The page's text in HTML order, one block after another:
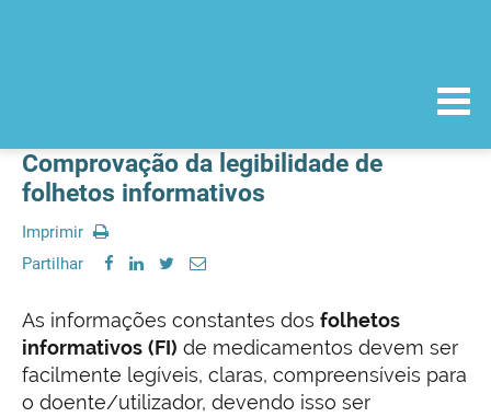
Comprovação da legibilidade de
folhetos informativos
Imprimir
Partilhar
As informações constantes dos folhetos
informativos (FI) de medicamentos devem ser
facilmente legíveis, claras, compreensíveis para
o doente/utilizador, devendo isso ser